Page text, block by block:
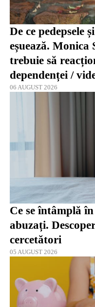
De ce pedepsele
eșuează. Monica
trebuie să
dependenței /
06 AUGUST 2026
Ce se întâmplă
abuzați.
cercetători
05 AUGUST 2026